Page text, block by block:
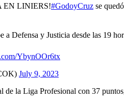
EN LINIERS!#GodoyCruz se
Defensa y Justicia desde las 19
YbynOOr6tx
July 9, 2023
de la Liga Profesional con 37